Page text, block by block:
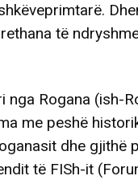
të
Rogana (ish-
me peshë
dhe gjithë
të FISh-it